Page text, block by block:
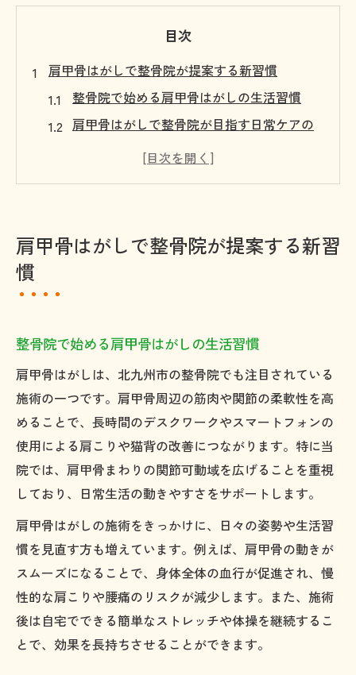
目次
肩甲骨はがしで整骨院が提案する新習慣
整骨院で始める肩甲骨はがしの生活習慣
肩甲骨はがしで整骨院が目指す日常ケアの
果
整骨院が薦める肩甲骨はがしで猫背を改善
肩こり緩和に整骨院の肩甲骨はがしが効く
仕組み
肩甲骨はがしが猫背や肩こりに有効な理論
的背景
整骨院で受ける肩甲骨はがしの肩こりケア
猫背解消へ導く整骨院の肩甲骨はがしの理
由
身体の不調を整える整骨院の肩甲骨はがし体験
整骨院で体験する肩甲骨はがしの流れと安
心感
肩甲骨はがしで整骨院が提案する新習
慣
整骨院で始める肩甲骨はがしの生活習慣
肩甲骨はがしは、北九州市の整骨院でも注目されている
施術の一つです。肩甲骨周辺の筋肉や関節の柔軟性を高
めることで、長時間のデスクワークやスマートフォンの
使用による肩こりや猫背の改善につながります。特に当
院では、肩甲骨まわりの関節可動域を広げることを重視
しており、日常生活の動きやすさをサポートします。
肩甲骨はがしの施術をきっかけに、日々の姿勢や生活習
慣を見直す方も増えています。例えば、肩甲骨の動きが
スムーズになることで、身体全体の血行が促進され、慢
性的な肩こりや腰痛のリスクが減少します。また、施術
後は自宅でできる簡単なストレッチや体操を継続するこ
とで、効果を長持ちさせることができます。